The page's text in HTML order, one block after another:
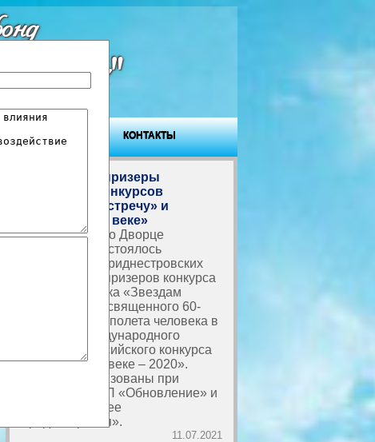
ГОСТЕВАЯ КОНТАКТЫ
Награждены призеры
творческих конкурсов
«Звездам навстречу» и
«Вместе в XXI веке»
В Тирасполе, во Дворце
Республики, состоялось
награждение приднестровских
школьников – призеров конкурса
детского рисунка «Звездам
навстречу», посвященного 60-
летию первого полета человека в
космос, и Международного
болгарско-российского конкурса
«Вместе в XXI веке – 2020».
Проекты реализованы при
поддержке РПП «Обновление» и
фонда «Будущее
Приднестровья».
11.07.2021